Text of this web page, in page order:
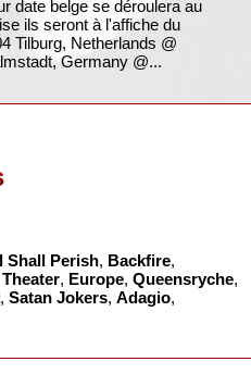
date belge se déroulera au
ils seront à l'affiche du
Tilburg, Netherlands @
Germany @...
Shall Perish, Backfire,
, Europe, Queensryche,
, Satan Jokers, Adagio,